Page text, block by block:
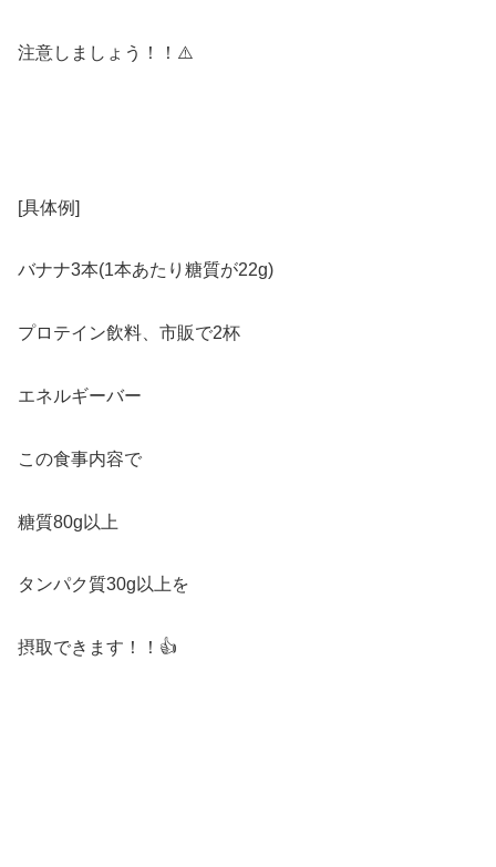
注意しましょう！！⚠️
[具体例]
バナナ3本(1本あたり糖質が22g)
プロテイン飲料、市販で2杯
エネルギーバー
この食事内容で
糖質80g以上
タンパク質30g以上を
摂取できます！！👍